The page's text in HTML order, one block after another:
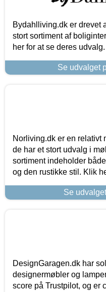
Bydahlliving.dk er drevet
stort sortiment af
her for at se deres udvalg.
Se udvalget
Norliving.dk er en relativt
de har et stort udvalg i
sortiment indeholder
og den rustikke stil. Klik
Se
DesignGaragen.dk har
designermøbler og
score på Trustpilot, og er